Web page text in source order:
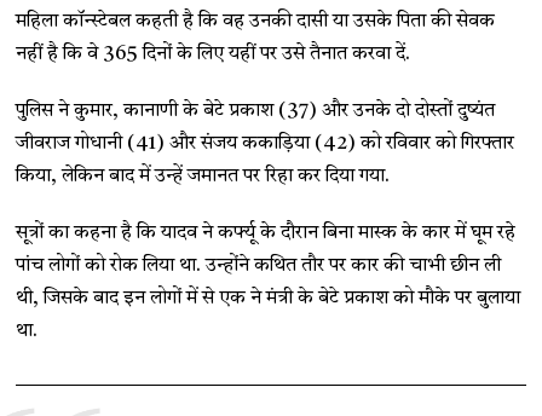
महिला कॉन्स्टेबल कहती है कि वह उनकी दासी या उसके पिता की सेवक
नहीं है कि वे 365 दिनों के लिए यहीं पर उसे तैनात करवा दें.
पुलिस ने कुमार, कानाणी के बेटे प्रकाश (37) और उनके दो दोस्तों दुष्यंत
जीवराज गोधानी (41) और संजय ककाड़िया (42) को रविवार को गिरफ्तार
किया, लेकिन बाद में उन्हें जमानत पर रिहा कर दिया गया.
सूत्रों का कहना है कि यादव ने कर्फ्यू के दौरान बिना मास्क के कार में घूम रहे
पांच लोगों को रोक लिया था. उन्होंने कथित तौर पर कार की चाभी छीन ली
थी, जिसके बाद इन लोगों में से एक ने मंत्री के बेटे प्रकाश को मौके पर बुलाया
था.